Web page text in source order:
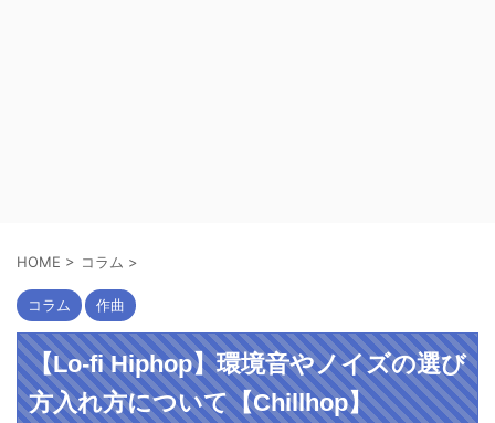
HOME > コラム >
コラム 作曲
【Lo-fi Hiphop】環境音やノイズの選び
方入れ方について【Chillhop】